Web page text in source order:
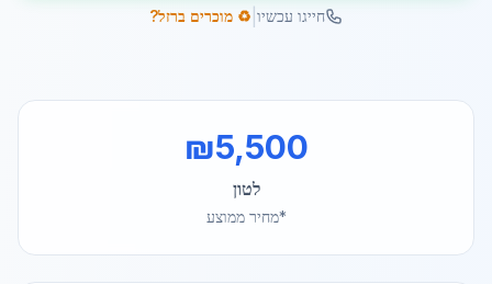
חייגו עכשיו ♻️ מוכרים ברזל?
₪5,500
לטון
*מחיר ממוצע